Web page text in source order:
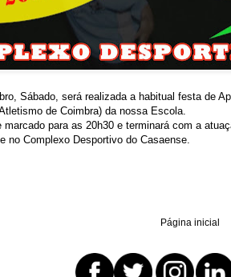
Sábado, será realizada a habitual festa de
de Coimbra) da nossa Escola.
para as 20h30 e terminará com a
no Complexo Desportivo do Casaense.
Página inicial